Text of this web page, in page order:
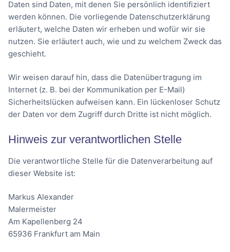
Daten sind Daten, mit denen Sie persönlich identifiziert
werden können. Die vorliegende Datenschutzerklärung
erläutert, welche Daten wir erheben und wofür wir sie
nutzen. Sie erläutert auch, wie und zu welchem Zweck das
geschieht.
Wir weisen darauf hin, dass die Datenübertragung im
Internet (z. B. bei der Kommunikation per E-Mail)
Sicherheitslücken aufweisen kann. Ein lückenloser Schutz
der Daten vor dem Zugriff durch Dritte ist nicht möglich.
Hinweis zur verantwortlichen Stelle
Die verantwortliche Stelle für die Datenverarbeitung auf
dieser Website ist:
Markus Alexander
Malermeister
Am Kapellenberg 24
65936 Frankfurt am Main